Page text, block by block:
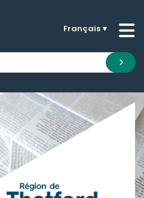
)
Français▼